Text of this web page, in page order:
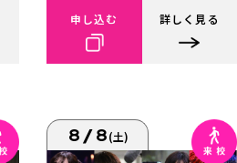
申し込む 詳しく見る
8/8(土)